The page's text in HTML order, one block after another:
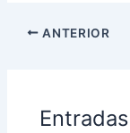
ANTERIOR